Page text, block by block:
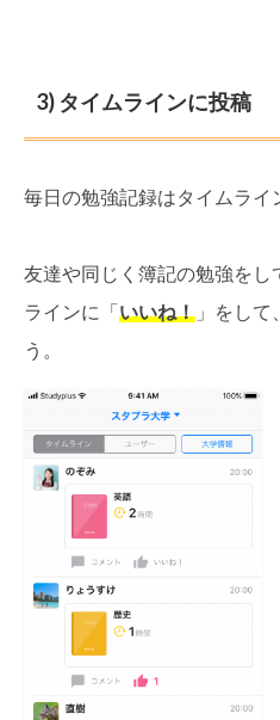
3) タイムラインに投稿
毎日の勉強記録はタイムライ
友達や同じく簿記の勉強をし
ラインに「 いいね！ 」をし
う。